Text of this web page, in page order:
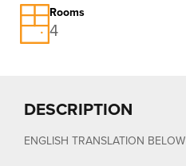
Rooms
4
DESCRIPTION
ENGLISH TRANSLATION BELOW